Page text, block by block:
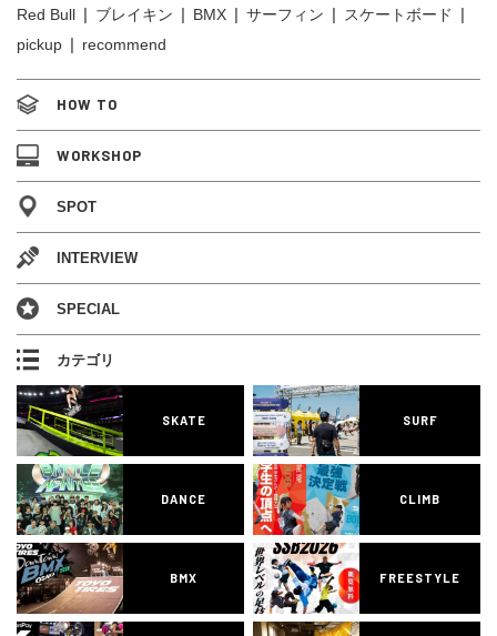
Red Bull
ブレイキン BMX サーフィン
スケートボード
pickup
recommend
HOW TO
WORKSHOP
SPOT
INTERVIEW
SPECIAL
カテゴリ
SKATE SURF
DANCE CLIMB
BMX FREESTYLE